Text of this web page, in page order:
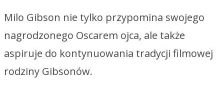
Milo Gibson nie tylko przypomina swojego
nagrodzonego Oscarem ojca, ale także
aspiruje do kontynuowania tradycji filmowej
rodziny Gibsonów.